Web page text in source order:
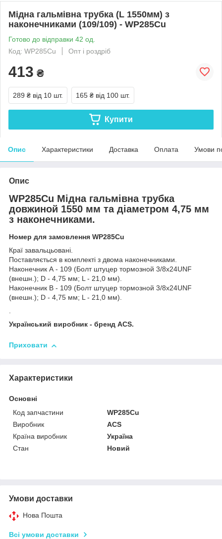
Мідна гальмівна трубка (L 1550мм) з
наконечниками (109/109) - WP285Cu
Готово до відправки 42 од.
Код: WP285Cu
Опт і роздріб
413 ₴
289 ₴ від 10 шт. 165 ₴ від 100 шт.
Купити
Опис Характеристики Доставка Оплата Умови
Опис
WP285Cu Мідна гальмівна трубка
довжиной 1550 мм та діаметром 4,75 мм
з наконечниками.
Номер для замовлення WP285Cu
Краї завальцьовані.
Поставляється в комплекті з двома наконечниками.
Наконечник А - 109 (Болт штуцер тормозной 3/8х24UNF
(внешн.); D - 4,75 мм; L - 21,0 мм).
Наконечник В - 109 (Болт штуцер тормозной 3/8х24UNF
(внешн.); D - 4,75 мм; L - 21,0 мм).
.
Український виробник - бренд ACS.
Приховати
Характеристики
Основні
Код запчастини
WP285Cu
Виробник
ACS
Країна виробник
Україна
Стан
Новий
Умови доставки
Нова Пошта
Всі умови доставки